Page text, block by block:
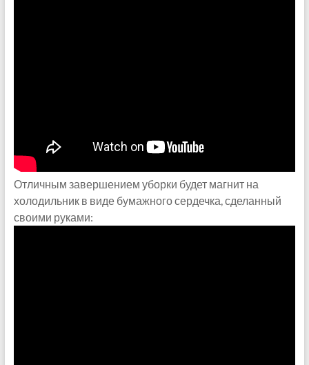
Отличным завершением уборки будет магнит на
холодильник в виде бумажного сердечка, сделанный
своими руками: